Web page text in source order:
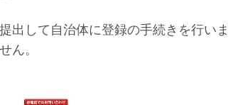
出して自治体に登録の手続きを行いま
ん。